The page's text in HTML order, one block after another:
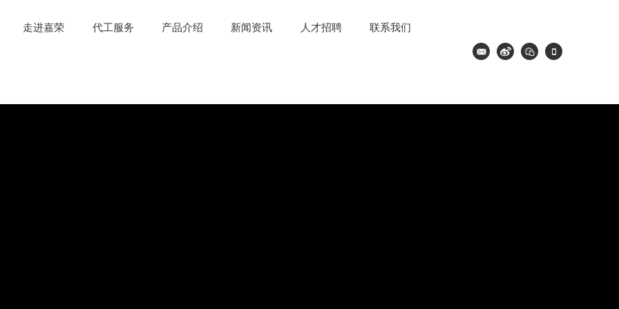
走进嘉荣 代工服务 产品介绍 新闻资讯 人才招聘 联系我们